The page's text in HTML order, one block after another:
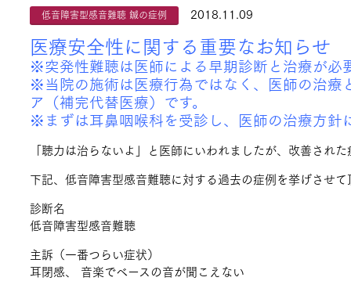
低音障害型感音難聴 鍼の症例 2018.11.09
医療安全性に関する重要なお知らせ
※突発性難聴は医師による早期診断と治療が必
※当院の施術は医療行為ではなく、医師の治療
ア（補完代替医療）です。
※まずは耳鼻咽喉科を受診し、医師の治療方針
「聴力は治らないよ」と医師にいわれましたが、改善され
下記、低音障害型感音難聴に対する過去の症例を挙げさせて
診断名
低音障害型感音難聴
主訴（一番つらい症状）
耳閉感、 音楽でベースの音が聞こえない